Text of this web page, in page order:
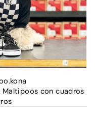
con cuadros